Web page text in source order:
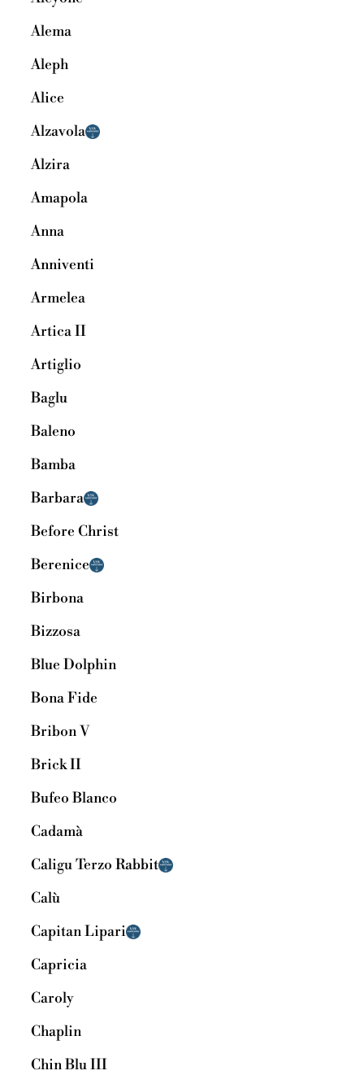
Alema
Aleph
Alice
Alzavola
Alzira
Amapola
Anna
Anniventi
Armelea
Artica II
Artiglio
Baglu
Baleno
Bamba
Barbara
Before Christ
Berenice
Birbona
Bizzosa
Blue Dolphin
Bona Fide
Bribon V
Brick II
Bufeo Blanco
Cadamà
Caligu Terzo Rabbit
Calù
Capitan Lipari
Capricia
Caroly
Chaplin
Chin Blu III